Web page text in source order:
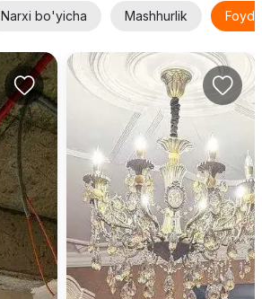
Narxi bo'yicha Mashhurlik